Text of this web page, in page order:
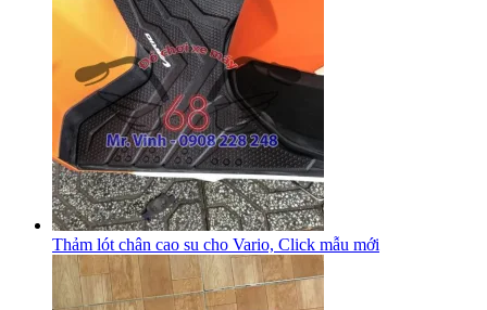
Thảm lót chân cao su cho Vario, Click mẫu mới